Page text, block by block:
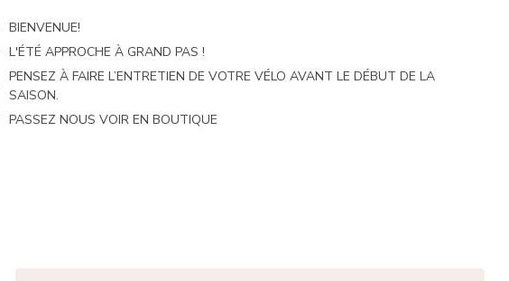
BIENVENUE!
L'ÉTÉ APPROCHE À GRAND PAS !
PENSEZ À FAIRE L’ENTRETIEN DE VOTRE VÉLO AVANT LE DÉBUT DE LA
SAISON.
PASSEZ NOUS VOIR EN BOUTIQUE